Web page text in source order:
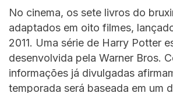
No cinema, os sete livros do
adaptados em oito filmes,
2011. Uma série de Harry Potter
desenvolvida pela Warner Bros.
informações já divulgadas
temporada será baseada em um